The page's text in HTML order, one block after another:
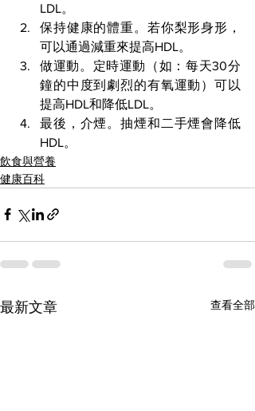
LDL。
保持健康的體重。若你梨形身形，
可以通過減重來提高HDL。
做運動。定時運動（如：每天30分
鐘的中度到劇烈的有氧運動）可以
提高HDL和降低LDL。
最後，介煙。抽煙和二手煙會降低
HDL。
飲食與營養
健康百科
最新文章 查看全部